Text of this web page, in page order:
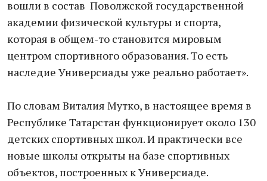
вошли в состав Поволжской государственной
академии физической культуры и спорта,
которая в общем-то становится мировым
центром спортивного образования. То есть
наследие Универсиады уже реально работает».
По словам Виталия Мутко, в настоящее время в
Республике Татарстан функционирует около 130
детских спортивных школ. И практически все
новые школы открыты на базе спортивных
объектов, построенных к Универсиаде.